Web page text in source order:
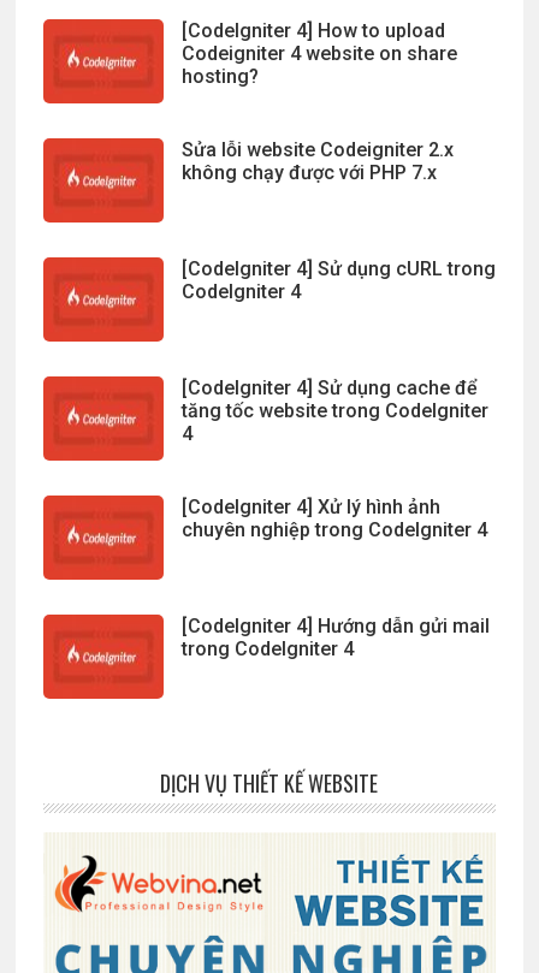
[CodeIgniter 4] How to upload
Codeigniter 4 website on share
hosting?
Sửa lỗi website Codeigniter 2.x
không chạy được với PHP 7.x
[CodeIgniter 4] Sử dụng cURL trong
CodeIgniter 4
[CodeIgniter 4] Sử dụng cache để
tăng tốc website trong CodeIgniter
4
[CodeIgniter 4] Xử lý hình ảnh
chuyên nghiệp trong CodeIgniter 4
[CodeIgniter 4] Hướng dẫn gửi mail
trong CodeIgniter 4
DỊCH VỤ THIẾT KẾ WEBSITE